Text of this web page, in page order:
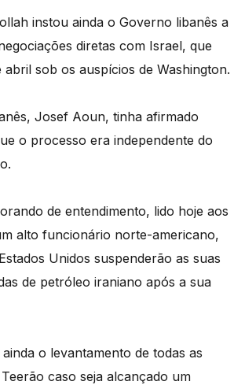
instou ainda o Governo libanês a
diretas com Israel, que
abril sob os auspícios de Washington.
Josef Aoun, tinha afirmado
o processo era independente do
de entendimento, lido hoje aos
alto funcionário norte-americano,
Unidos suspenderão as suas
de petróleo iraniano após a sua
o levantamento de todas as
caso seja alcançado um